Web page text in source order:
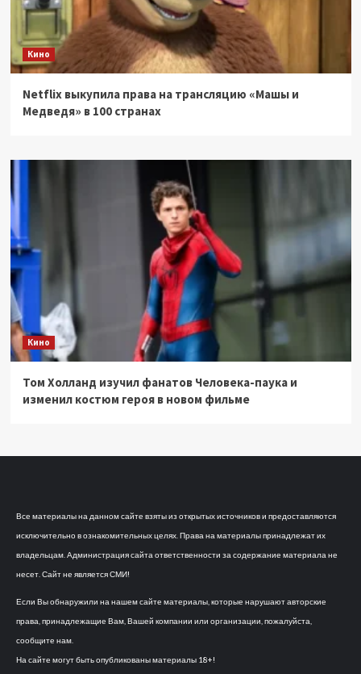
Кино
Netflix выкупила права на трансляцию «Машы и
Медведя» в 100 странах
Кино
Том Холланд изучил фанатов Человека-паука и
изменил костюм героя в новом фильме
Все материалы на данном сайте взяты из открытых источников и предоставляются
исключительно в ознакомительных целях. Права на материалы принадлежат их
владельцам. Администрация сайта ответственности за содержание материала не
несет. Сайт не является СМИ!
Если Вы обнаружили на нашем сайте материалы, которые нарушают авторские
права, принадлежащие Вам, Вашей компании или организации, пожалуйста,
сообщите нам.
На сайте могут быть опубликованы материалы 18+!